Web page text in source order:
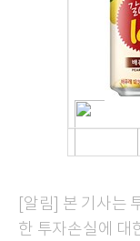
[알림] 본 기사는
한 투자손실에 대